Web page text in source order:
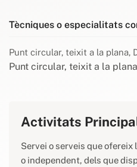
Tècniques o especialitats
Punt circular, teixit a la plana,
Punt circular, teixit a la
Activitats
Servei o serveis que
o independent, dels que